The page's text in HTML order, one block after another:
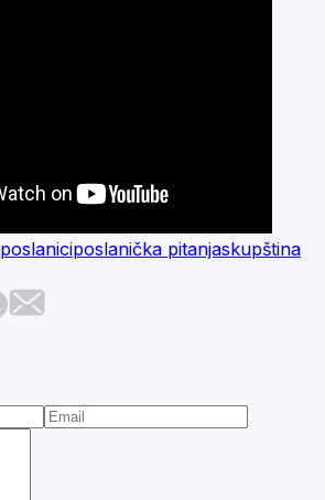
poslaniciposlanička pitanjaskupština